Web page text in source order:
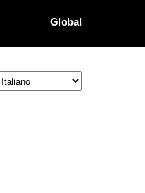
Global